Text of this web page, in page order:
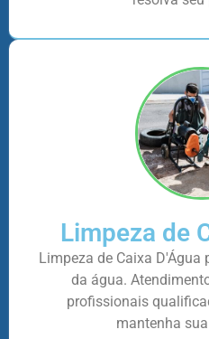
Limpeza de
Limpeza de Caixa
da água.
profissionais
mantenha